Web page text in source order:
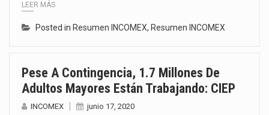
LEER MÁS
Posted in Resumen INCOMEX, Resumen INCOMEX
Pese A Contingencia, 1.7 Millones De
Adultos Mayores Están Trabajando: CIEP
INCOMEX junio 17, 2020